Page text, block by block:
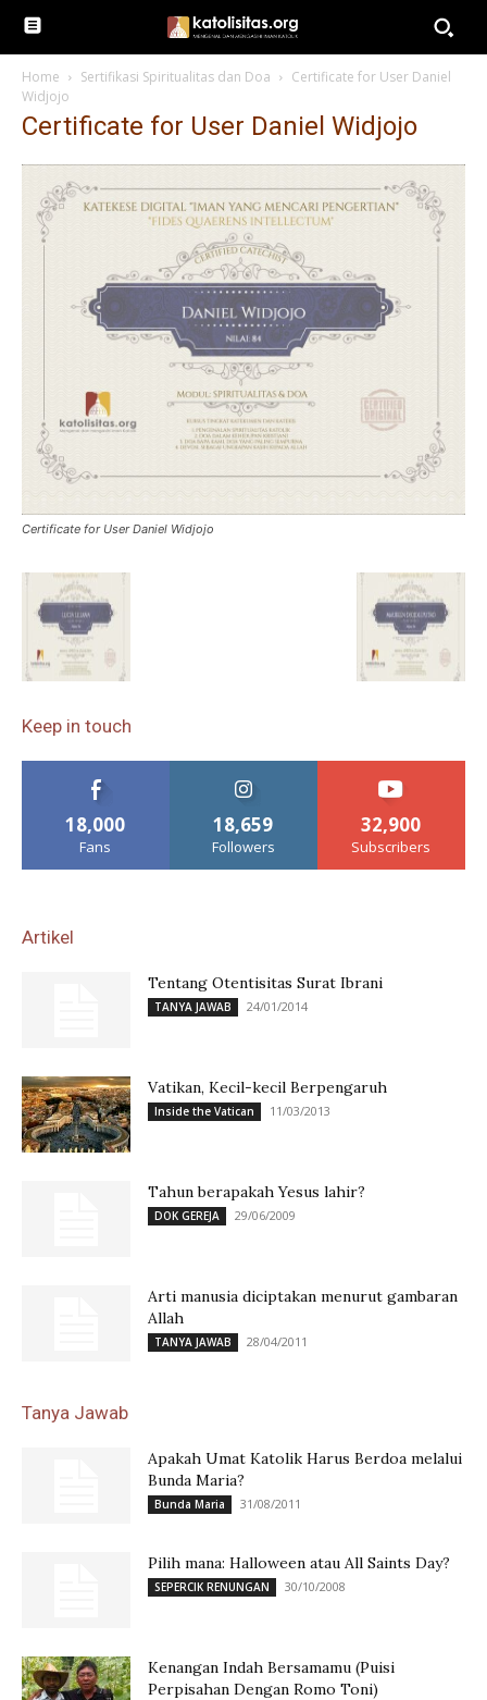
Home Sertifikasi Spiritualitas dan Doa
Certificate for User Daniel
Widjojo
Certificate for User Daniel Widjojo
Certificate for User Daniel Widjojo
Keep in touch
18,000
Fans
18,659
Followers
32,900
Subscribers
Artikel
Tentang Otentisitas Surat Ibrani
TANYA JAWAB 24/01/2014
Vatikan, Kecil-kecil Berpengaruh
Inside the Vatican 11/03/2013
Tahun berapakah Yesus lahir?
DOK GEREJA 29/06/2009
Arti manusia diciptakan menurut gambaran
Allah
TANYA JAWAB 28/04/2011
Tanya Jawab
Apakah Umat Katolik Harus Berdoa melalui
Bunda Maria?
Bunda Maria 31/08/2011
Pilih mana: Halloween atau All Saints Day?
SEPERCIK RENUNGAN 30/10/2008
Kenangan Indah Bersamamu (Puisi
Perpisahan Dengan Romo Toni)